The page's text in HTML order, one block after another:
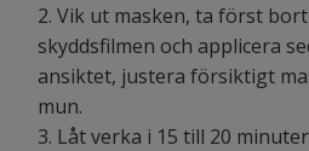
2. Vik ut masken, ta först
skyddsfilmen och applicera
ansiktet, justera försiktigt
mun.
3. Låt verka i 15 till 20